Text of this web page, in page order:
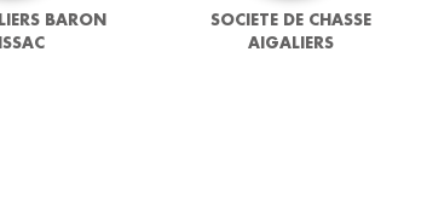
BARON
SOCIETE DE CHASSE
AIGALIERS